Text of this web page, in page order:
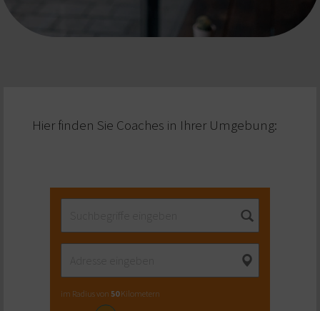
Hier finden Sie Coaches in Ihrer Umgebung:
im Radius von 50Kilometern